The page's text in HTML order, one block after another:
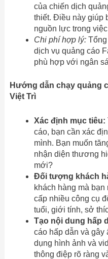
của chiến dịch
thiết. Điều này giúp
nguồn lực trong
Chi phí hợp lý:Tổng
dịch vụ quảng cáo
phù hợp với ngân
Hướng dẫn chạy quảng
Việt Trì
Xác định mục tiêu:
cáo, bạn cần xác
mình. Bạn muốn
nhận diện thương
mới?
Đối tượng khách
khách hàng mà
cấp nhiều công cụ
tuổi, giới tính, sở
Tạo nội dung hấp
cáo hấp dẫn và
dụng hình ảnh và
thông điệp rõ ràng